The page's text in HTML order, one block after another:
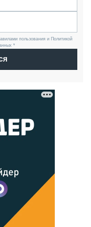
пользования и Политикой
*